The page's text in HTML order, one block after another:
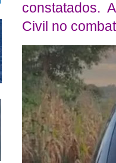
constatados.
Civil no